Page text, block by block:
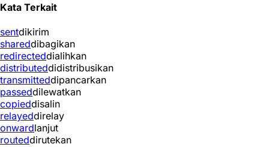
Kata Terkait
sentdikirim
shareddibagikan
redirecteddialihkan
distributeddidistribusikan
transmitteddipancarkan
passeddilewatkan
copieddisalin
relayeddirelay
onwardlanjut
routeddirutekan